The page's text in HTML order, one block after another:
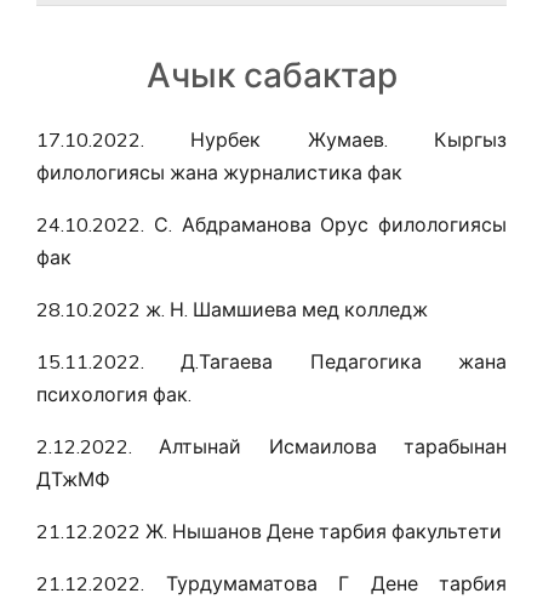
Ачык сабактар
17.10.2022. Нурбек Жумаев. Кыргыз
филологиясы жана журналистика фак
24.10.2022. С. Абдраманова Орус филологиясы
фак
28.10.2022 ж. Н. Шамшиева мед колледж
15.11.2022. Д.Тагаева Педагогика жана
психология фак.
2.12.2022. Алтынай Исмаилова тарабынан
ДТжМФ
21.12.2022 Ж. Нышанов Дене тарбия факультети
21.12.2022. Турдумаматова Г Дене тарбия